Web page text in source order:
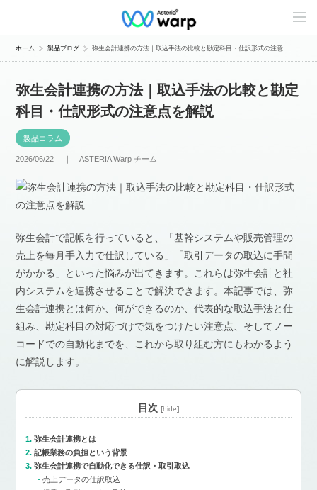
C
n
e
ホーム 製品ブログ 弥生会計連携の方法｜取込手法の比較と勘定科目・仕訳形式の注意...
弥生会計連携の方法｜取込手法の比較と勘定
科目・仕訳形式の注意点を解説
製品コラム
2026/06/22 ｜ASTERIA Warp チーム
弥生会計で記帳を行っていると、「基幹システムや販売管理の
売上を毎月手入力で仕訳している」「取引データの取込に手間
がかかる」といった悩みが出てきます。これらは弥生会計と社
内システムを連携させることで解決できます。本記事では、弥
生会計連携とは何か、何ができるのか、代表的な取込手法と仕
組み、勘定科目の対応づけで気をつけたい注意点、そしてノー
コードでの自動化までを、これから取り組む方にもわかるよう
に解説します。
目次 [hide]
弥生会計連携とは
記帳業務の負担という背景
弥生会計連携で自動化できる仕訳・取引取込
売上データの仕訳取込